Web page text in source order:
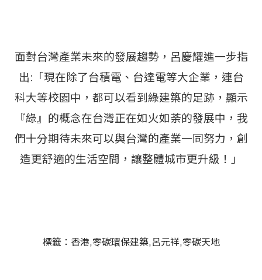
面對台灣產業未來的發展趨勢，呂慶耀進一步指
出:「現在除了台積電、台達電等大企業，連台
科大等校園中，都可以看到綠建築的足跡，顯示
『綠』的概念在台灣正在如火如荼的發展中，我
們十分期待未來可以與台灣的產業一同努力，創
造更舒適的生活空間，讓整體城市更升級！」
標籤： 香港 零碳環保建築 呂元祥 零碳天地